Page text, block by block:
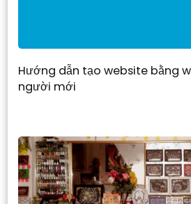
Hướng dẫn tạo website bằng
người mới